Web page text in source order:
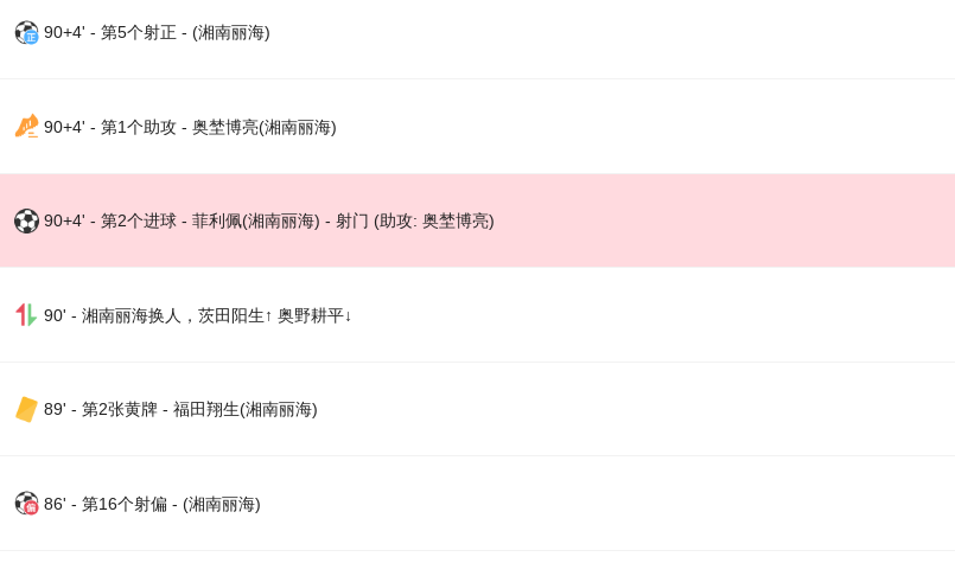
90+4' - 第5个射正 - (湘南丽海)
90+4' - 第1个助攻 - 奥埜博亮(湘南丽海)
90+4' - 第2个进球 - 菲利佩(湘南丽海) - 射门 (助攻: 奥埜博亮)
90' - 湘南丽海换人，茨田阳生↑ 奥野耕平↓
89' - 第2张黄牌 - 福田翔生(湘南丽海)
86' - 第16个射偏 - (湘南丽海)